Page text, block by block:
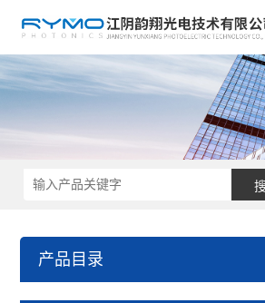
产品目录